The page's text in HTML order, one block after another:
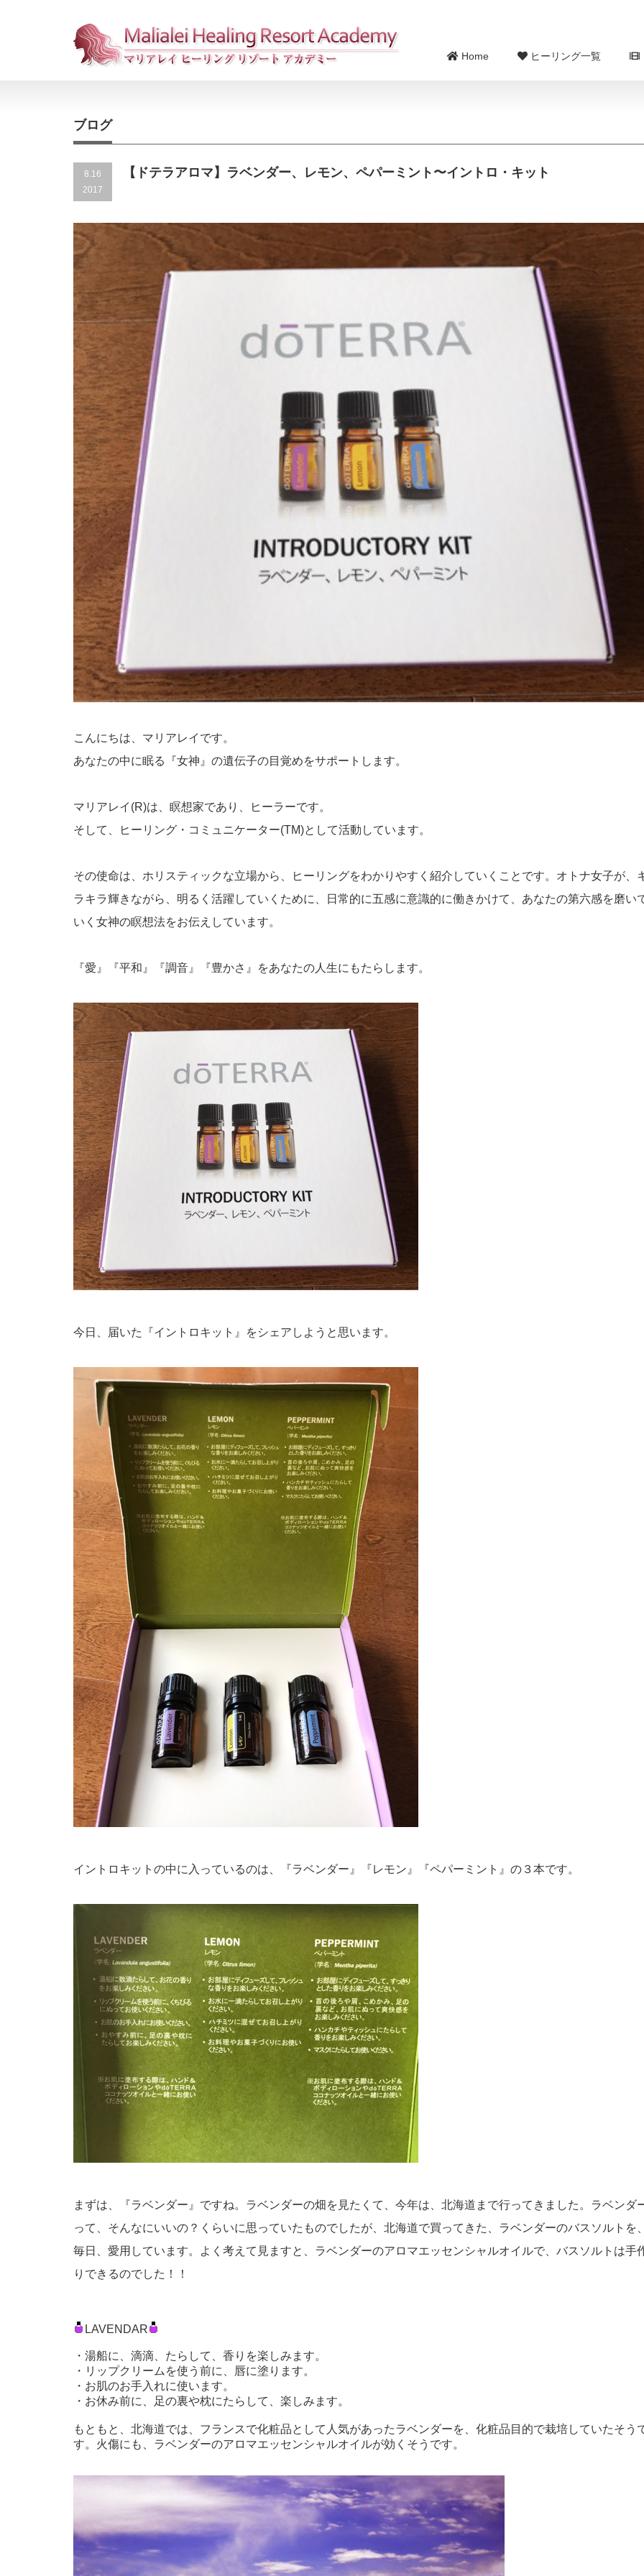
Home ヒーリング一覧
ブログ
8.16
2017
【ドテラアロマ】ラベンダー、レモン、ペパーミント〜イントロ・キット
こんにちは、マリアレイです。
あなたの中に眠る『女神』の遺伝子の目覚めをサポートします。
マリアレイ(R)は、瞑想家であり、ヒーラーです。
そして、ヒーリング・コミュニケーター(TM)として活動しています。
その使命は、ホリスティックな立場から、ヒーリングをわかりやすく紹介していくことです。オトナ女子が、
ラキラ輝きながら、明るく活躍していくために、日常的に五感に意識的に働きかけて、あなたの第六感を磨い
いく女神の瞑想法をお伝えしています。
『愛』『平和』『調音』『豊かさ』をあなたの人生にもたらします。
今日、届いた『イントロキット』をシェアしようと思います。
イントロキットの中に入っているのは、『ラベンダー』『レモン』『ペパーミント』の３本です。
まずは、『ラベンダー』ですね。ラベンダーの畑を見たくて、今年は、北海道まで行ってきました。ラベンダ
って、そんなにいいの？くらいに思っていたものでしたが、北海道で買ってきた、ラベンダーのバスソルトを
毎日、愛用しています。よく考えて見ますと、ラベンダーのアロマエッセンシャルオイルで、バスソルトは手
りできるのでした！！
LAVENDAR
・湯船に、滴滴、たらして、香りを楽しみます。
・リップクリームを使う前に、唇に塗ります。
・お肌のお手入れに使います。
・お休み前に、足の裏や枕にたらして、楽しみます。
もともと、北海道では、フランスで化粧品として人気があったラベンダーを、化粧品目的で栽培していたそう
す。火傷にも、ラベンダーのアロマエッセンシャルオイルが効くそうです。